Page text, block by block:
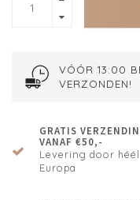
VÓÓR 13:00
VERZONDEN!
GRATIS
VANAF €50,-
Levering door héél
Europa